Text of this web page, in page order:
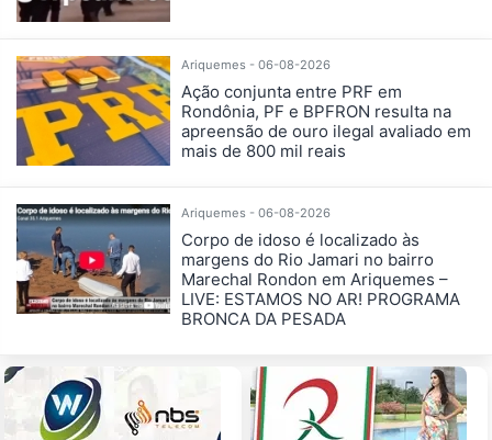
Ariquemes - 06-08-2026
Ação conjunta entre PRF em
Rondônia, PF e BPFRON resulta na
apreensão de ouro ilegal avaliado em
mais de 800 mil reais
Ariquemes - 06-08-2026
Corpo de idoso é localizado às
margens do Rio Jamari no bairro
Marechal Rondon em Ariquemes –
LIVE: ESTAMOS NO AR! PROGRAMA
BRONCA DA PESADA